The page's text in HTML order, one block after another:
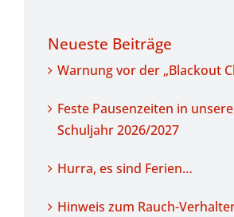
Neueste Beiträge
Warnung vor der „Blackout
Feste Pausenzeiten in
Schuljahr 2026/2027
Hurra, es sind Ferien…
Hinweis zum Rauch-